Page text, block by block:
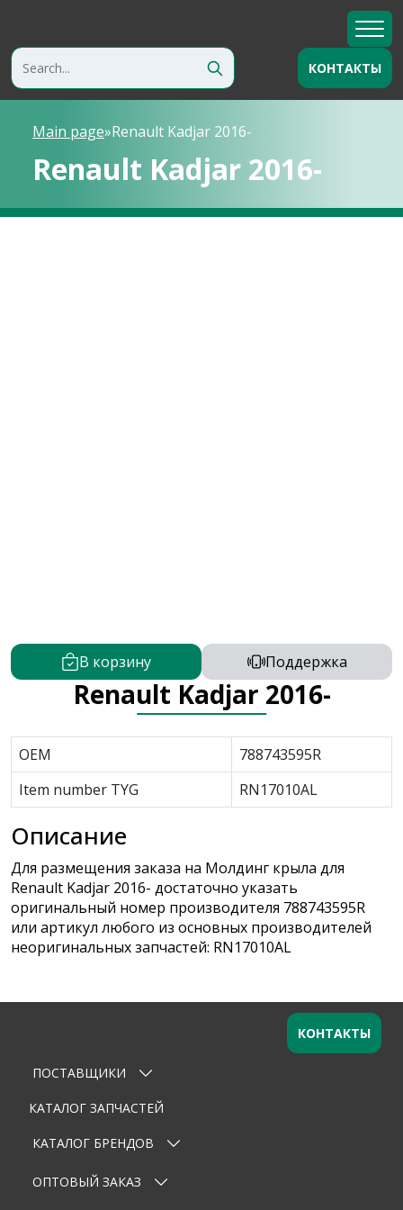
КОНТАКТЫ
Main page»Renault Kadjar 2016-
Renault Kadjar 2016-
В корзину Поддержка
Renault Kadjar 2016-
OEM
788743595R
Item number TYG
RN17010AL
Описание
Для размещения заказа на Молдинг крыла для
Renault Kadjar 2016- достаточно указать
оригинальный номер производителя 788743595R
или артикул любого из основных производителей
неоригинальных запчастей: RN17010AL
Оставьте заявку
Ваше имя
Email
Телефон
ПОСТАВЩИКИ
КАТАЛОГ ЗАПЧАСТЕЙ
КАТАЛОГ БРЕНДОВ
ОПТОВЫЙ ЗАКАЗ
КОНТАКТЫ